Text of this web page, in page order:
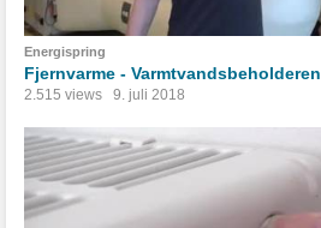
Energispring
Fjernvarme - Varmtvandsbeholderen
2.515 views 9. juli 2018